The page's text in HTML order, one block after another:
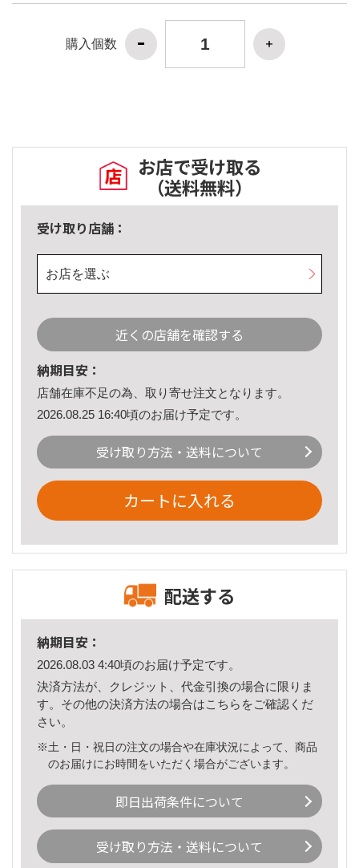
購入個数
お店で受け取る
（送料無料）
受け取り店舗：
お店を選ぶ
近くの店舗を確認する
納期目安：
店舗在庫不足の為、取り寄せ注文となります。
2026.08.25 16:40頃のお届け予定です。
受け取り方法・送料について
カートに入れる
配送する
納期目安：
2026.08.03 4:40頃のお届け予定です。
決済方法が、クレジット、代金引換の場合に限りま
す。その他の決済方法の場合はこちら をご確認くだ
さい。
※土・日・祝日の注文の場合や在庫状況によって、商品
のお届けにお時間をいただく場合がございます。
即日出荷条件について
受け取り方法・送料について